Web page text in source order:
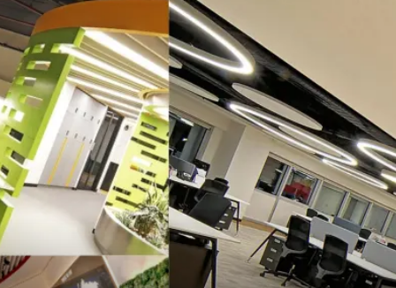
Kiralama Servisleri Markalar
Çadır Kına Gecesi
Spor Malzemeleri Basın Yayın
Moda İthalat İhracat
Bakım